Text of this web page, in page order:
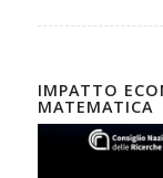
IMPATTO
MATEMATICA